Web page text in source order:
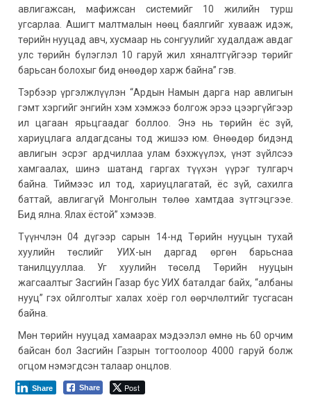
авлигажсан, мафижсан системийг 10 жилийн турш
угсарлаа. Ашигт малтмалын нөөц баялгийг хувааж идэж,
төрийн нууцад авч, хусмаар нь сонгуулийг худалдаж авдаг
улс төрийн бүлэглэл 10 гаруй жил хяналтгүйгээр төрийг
барьсан болохыг бид өнөөдөр харж байна” гэв.
Тэрбээр үргэлжлүүлэн “Ардын Намын дарга нар авлигын
гэмт хэргийг энгийн хэм хэмжээ болгож эрээ цээргүйгээр
ил цагаан ярьцгаадаг боллоо. Энэ нь төрийн ёс зүй,
хариуцлага алдагдсаны тод жишээ юм. Өнөөдөр бидэнд
авлигын эсрэг ардчиллаа улам бэхжүүлэх, үнэт зүйлсээ
хамгаалах, шинэ шатанд гаргах түүхэн үүрэг тулгарч
байна. Тиймээс ил тод, хариуцлагатай, ёс зүй, сахилга
баттай, авлигагүй Монголын төлөө хамтдаа зүтгэцгээе.
Бид ялна. Ялах ёстой” хэмээв.
Түүнчлэн 04 дүгээр сарын 14-нд Төрийн нууцын тухай
хуулийн төслийг УИХ-ын даргад өргөн барьснаа
танилцууллаа. Уг хуулийн төсөлд Төрийн нууцын
жагсаалтыг Засгийн Газар бус УИХ баталдаг байх, “албаны
нууц” гэх ойлголтыг халах хоёр гол өөрчлөлтийг тусгасан
байна.
Мөн төрийн нууцад хамаарах мэдээлэл өмнө нь 60 орчим
байсан бол Засгийн Газрын тогтоолоор 4000 гаруй болж
огцом нэмэгдсэн талаар онцлов.
Share Post
Share